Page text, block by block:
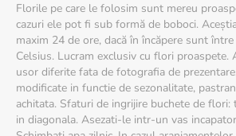
Florile pe care le folosim sunt mereu
cazuri ele pot fi sub formă de boboci.
maxim 24 de ore, dacă în încăpere sunt
Celsius. Lucram exclusiv cu flori
usor diferite fata de fotografia de
modificate in functie de sezonalitate,
achitata. Sfaturi de ingrijire buchete de
in diagonala. Asezati-le intr-un vas